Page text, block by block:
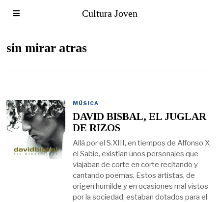
Cultura Joven
sin mirar atras
MÚSICA
DAVID BISBAL, EL JUGLAR
DE RIZOS
Allá por el S.XIII, en tiempos de Alfonso X
el Sabio, existían unos personajes que
viajaban de corte en corte recitando y
cantando poemas. Estos artistas, de
origen humilde y en ocasiones mal vistos
por la sociedad, estaban dotados para el